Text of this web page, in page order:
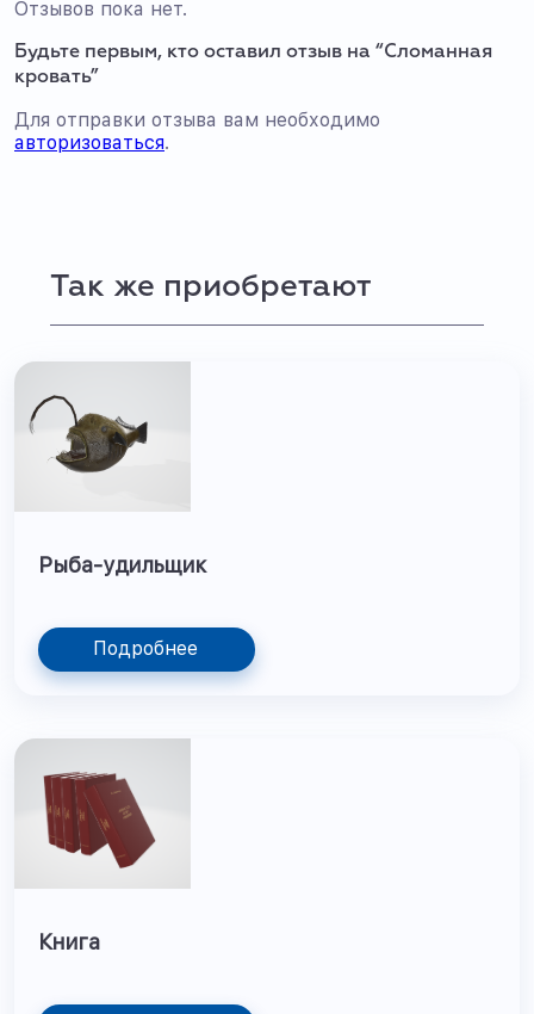
Отзывов пока нет.
Будьте первым, кто оставил отзыв на “Сломанная
кровать”
Для отправки отзыва вам необходимо
авторизоваться.
Так же приобретают
Рыба-удильщик
Подробнее
Книга